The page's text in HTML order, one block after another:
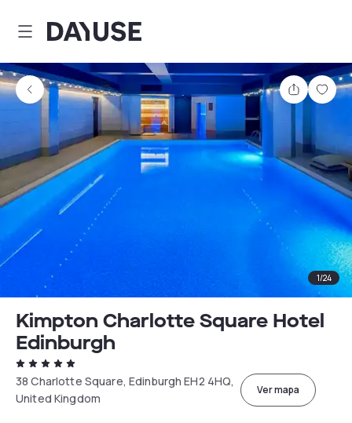
Dayuse
1/24
Kimpton Charlotte Square Hotel
Edinburgh
38 Charlotte Square, Edinburgh EH2 4HQ,
United Kingdom
Ver mapa